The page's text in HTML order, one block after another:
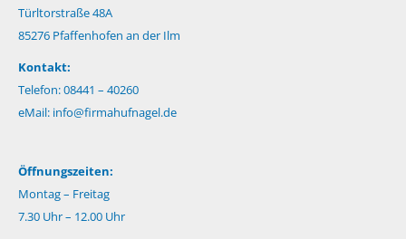
Türltorstraße 48A
85276 Pfaffenhofen an der Ilm
Kontakt:
Telefon: 08441 – 40260
eMail: info@firmahufnagel.de
Öffnungszeiten:
Montag – Freitag
7.30 Uhr – 12.00 Uhr